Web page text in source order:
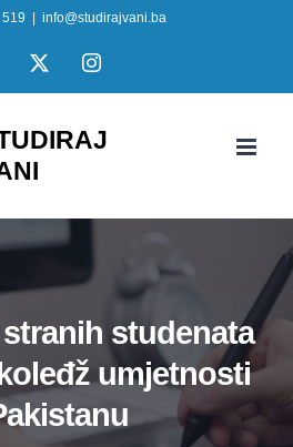
info@studirajvani.ba
Facebook
X Instagram
studenata
umjetnosti